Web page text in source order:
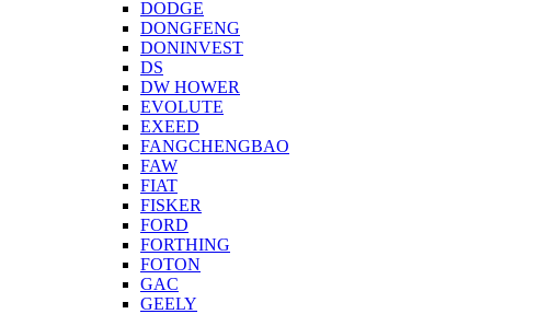
DODGE
DONGFENG
DONINVEST
DS
DW HOWER
EVOLUTE
EXEED
FANGCHENGBAO
FAW
FIAT
FISKER
FORD
FORTHING
FOTON
GAC
GEELY